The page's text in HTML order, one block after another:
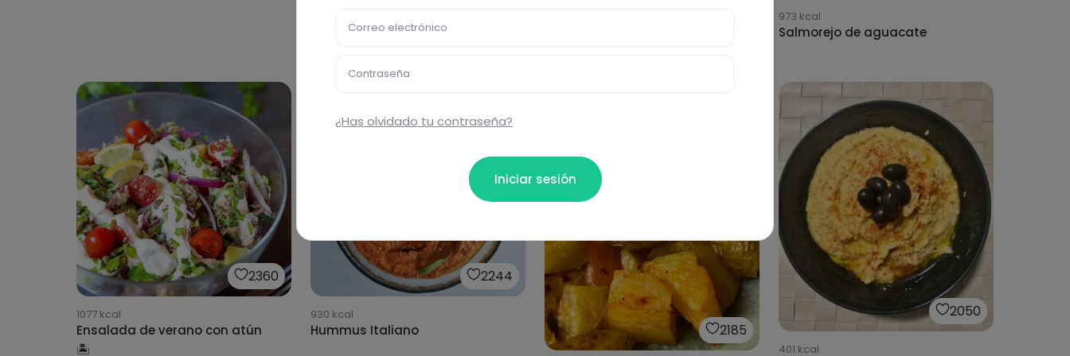
973 kcal
Salmorejo de aguacate
2360
1077kcal
Ensalada de verano con atún
🏝
2244
930 kcal
Hummus Italiano 2185
2050
401 kcal
Correo electrónico
Contraseña
¿Has olvidado tu contraseña?
Iniciar sesión